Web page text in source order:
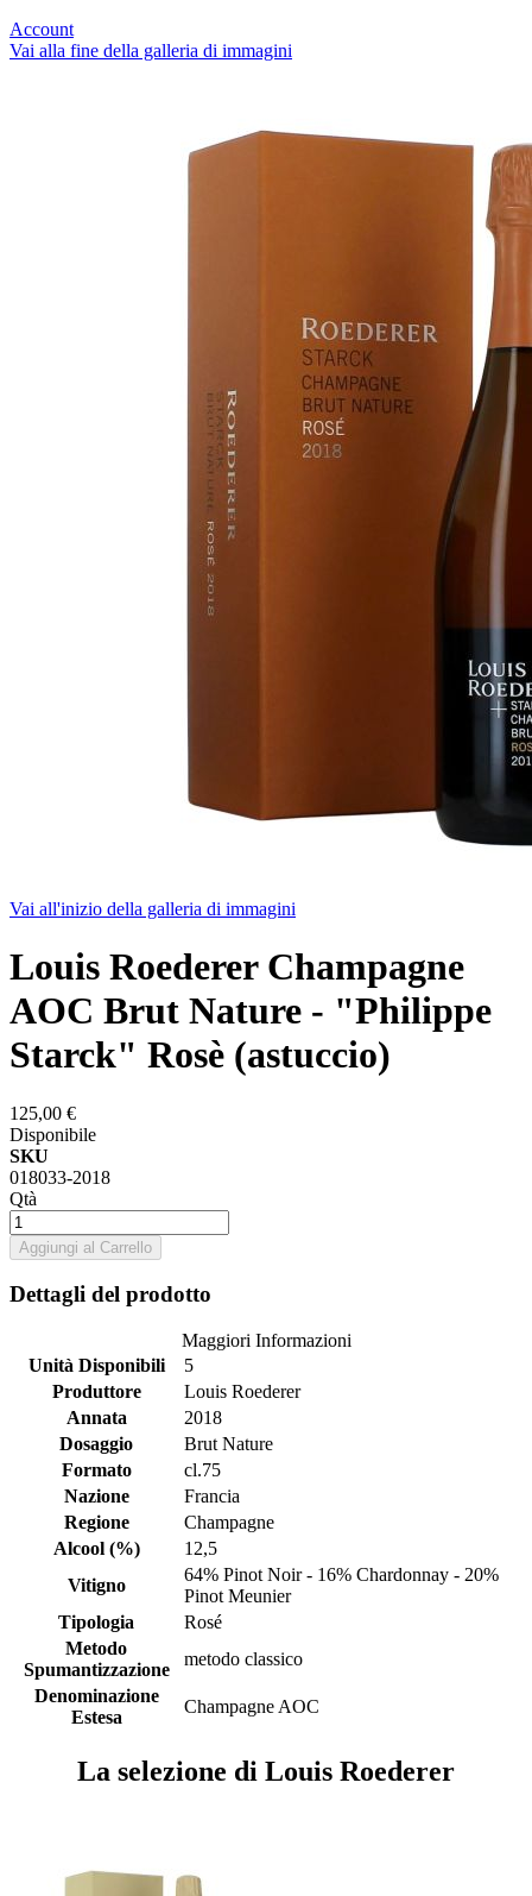
Account
Vai alla fine della galleria di immagini
Vai all'inizio della galleria di immagini
Louis Roederer Champagne
AOC Brut Nature - "Philippe
Starck" Rosè (astuccio)
125,00 €
Disponibile
SKU
018033-2018
Qtà
Aggiungi al Carrello
Dettagli del prodotto
Maggiori Informazioni
Unità Disponibili
5
Produttore
Louis Roederer
Annata
2018
Dosaggio
Brut Nature
Formato
cl.75
Nazione
Francia
Regione
Champagne
Alcool (%)
12,5
Vitigno
64% Pinot Noir - 16% Chardonnay - 20%
Pinot Meunier
Tipologia
Rosé
Metodo
Spumantizzazione
metodo classico
Denominazione
Estesa
Champagne AOC
La selezione di Louis Roederer